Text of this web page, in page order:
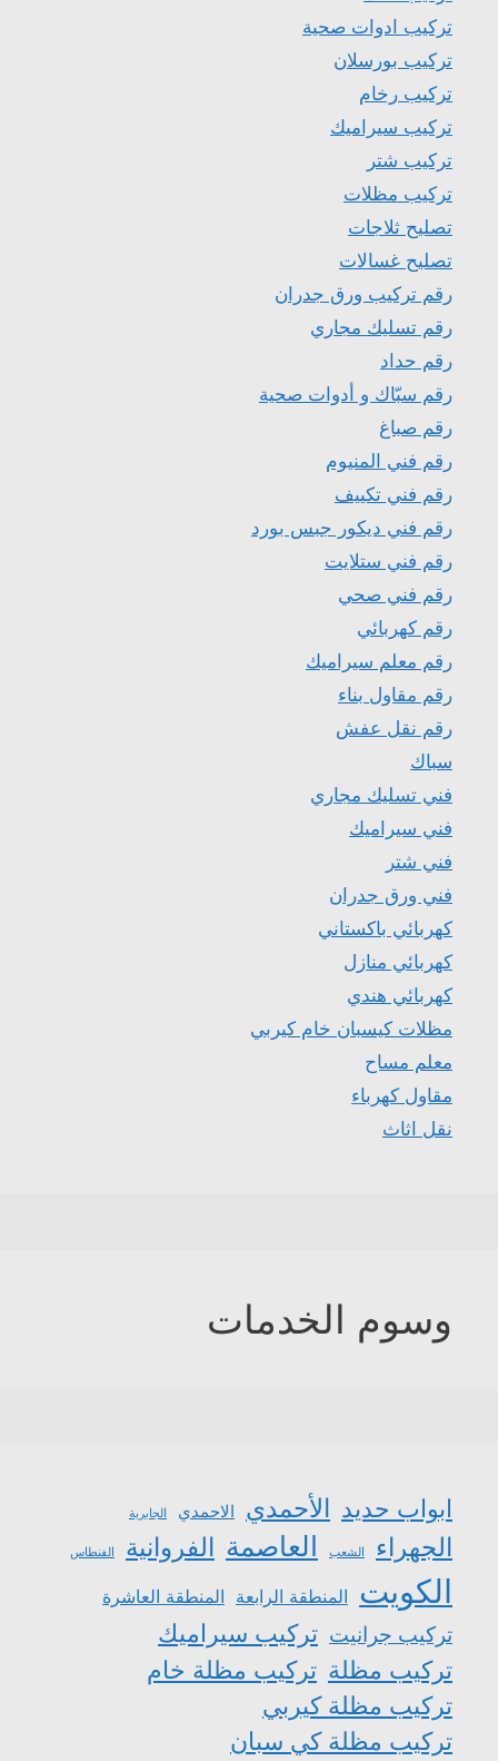
تركيب ادوات صحية
تركيب بورسلان
تركيب رخام
تركيب سيراميك
تركيب شتر
تركيب مظلات
تصليح ثلاجات
تصليح غسالات
رقم تركيب ورق جدران
رقم تسليك مجاري
رقم حداد
رقم سبّاك و أدوات صحية
رقم صباغ
رقم فني المنيوم
رقم فني تكييف
رقم فني ديكور جبس بورد
رقم فني ستلايت
رقم فني صحي
رقم كهربائي
رقم معلم سيراميك
رقم مقاول بناء
رقم نقل عفش
سباك
فني تسليك مجاري
فني سيراميك
فني شتر
فني ورق جدران
كهربائي باكستاني
كهربائي منازل
كهربائي هندي
مظلات كيسبان خام كيربي
معلم مساح
مقاول كهرباء
نقل اثاث
وسوم الخدمات
ابواب حديد الأحمدي الاحمدي الجابرية
الجهراء الشعب العاصمة الفروانية الفنطاس
الكويت المنطقة الرابعة المنطقة العاشرة
تركيب جرانيت تركيب سيراميك
تركيب مظلة تركيب مظلة خام
تركيب مظلة كيربي
تركيب مظلة كي سبان